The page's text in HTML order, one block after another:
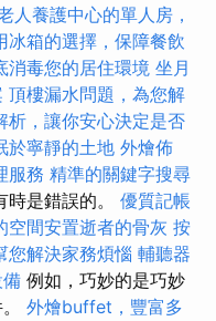
人養護中心的單人房，
冰箱的選擇，保障餐飲
消毒您的居住環境 坐月
頂樓漏水問題，為您解
析，讓你安心決定是否
於寧靜的土地 外燴佈
服務 精準的關鍵字搜尋
是錯誤的。 優質記帳
空間安置逝者的骨灰 按
您解決家務煩惱 輔聽器
例如，巧妙的是巧妙
外燴buffet，豐富多